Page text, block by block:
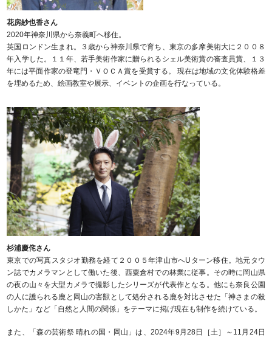
花房紗也香さん
2020年神奈川県から奈義町へ移住。
英国ロンドン生まれ。３歳から神奈川県で育ち、東京の多摩美術大に２００８
年入学した。１１年、若手美術作家に贈られるシェル美術賞の審査員賞、１３
年には平面作家の登竜門・ＶＯＣＡ賞を受賞する。 現在は地域の文化体験格差
を埋めるため、絵画教室や展示、イベントの企画を行なっている。
杉浦慶侘さん
東京での写真スタジオ勤務を経て２００５年津山市へUターン移住。地元タウ
ン誌でカメラマンとして働いた後、西粟倉村での林業に従事。その時に岡山県
の夜の山々を大型カメラで撮影したシリーズが代表作となる。他にも奈良公園
の人に護られる鹿と岡山の害獣として処分される鹿を対比させた「神さまの殺
しかた」など「自然と人間の関係」をテーマに掲げ現在も制作を続けている。
また、「森の芸術祭 晴れの国・岡山」は、2024年9月28日［土］～11月24日